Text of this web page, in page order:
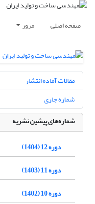
صفحه اصلی مرور
مقالات آماده انتشار
شماره جاری
شماره‌های پیشین نشریه
دوره 12 (1404)
دوره 11 (1403)
دوره 10 (1402)